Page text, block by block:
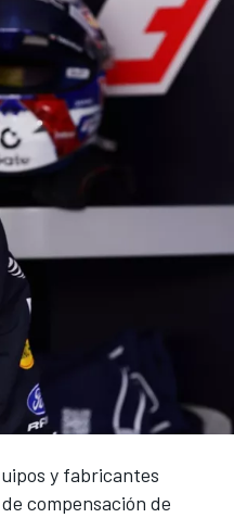
y fabricantes
compensación de